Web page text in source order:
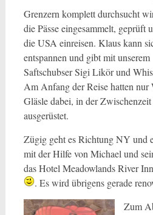
Grenzern komplett durchsucht
die Pässe eingesammelt, geprüft
die USA einreisen. Klaus kann
entspannen und gibt mit unserem
Saftschubser Sigi Likör und
Am Anfang der Reise hatten nur
Gläsle dabei, in der Zwischenzeit
ausgerüstet.
Zügig geht es Richtung NY und
mit der Hilfe von Michael und
das Hotel Meadowlands River
. Es wird übrigens gerade
Zum